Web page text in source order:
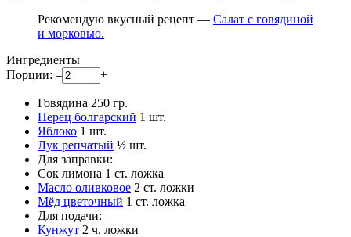
Рекомендую вкусный рецепт — Салат с говядиной
и морковью.
Ингредиенты
Порции: – +
Говядина 250 гр.
Перец болгарский 1 шт.
Яблоко 1 шт.
Лук репчатый ½ шт.
Для заправки:
Сок лимона 1 ст. ложка
Масло оливковое 2 ст. ложки
Мёд цветочный 1 ст. ложка
Для подачи:
Кунжут 2 ч. ложки